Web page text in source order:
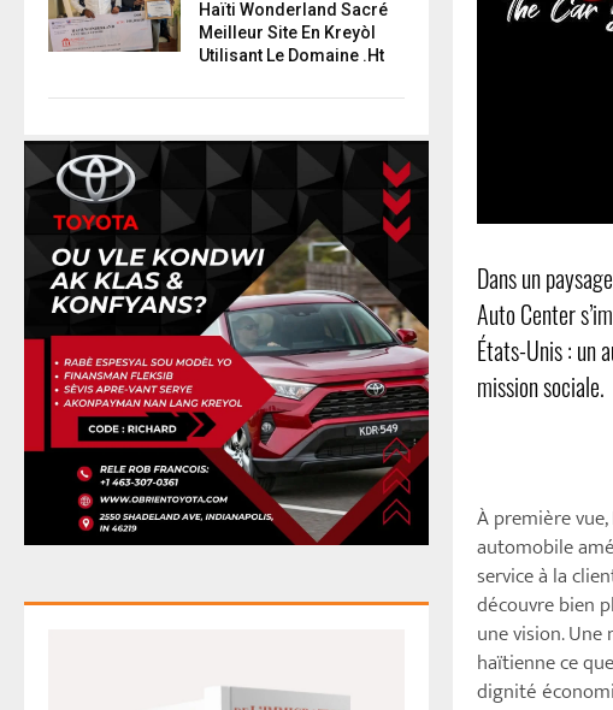
Dans un
Auto Center
États-Unis : un
mission sociale.
À première
automobile
service à la
découvre bien
une vision.
haïtienne ce
dignité
Haïti Wonderland Sacré
Meilleur Site En Kreyòl
Utilisant Le Domaine .ht